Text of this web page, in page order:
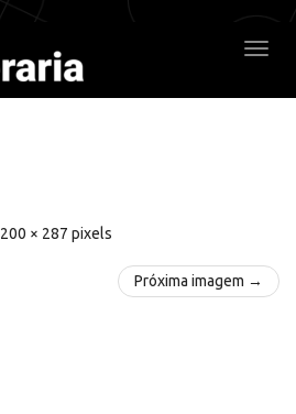
200 × 287 pixels
Próxima imagem →